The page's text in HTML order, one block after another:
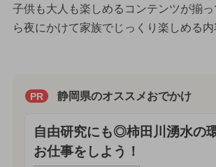
子供も大人も楽しめるコンテンツが揃
ら夜にかけて家族でじっくり楽しめる内
PR 静岡県のオススメおでかけ
自由研究にも◎柿田川湧水の
お仕事をしよう！